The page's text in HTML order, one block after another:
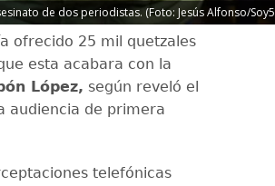
de dos periodistas. (Foto: Jesús Alfonso/
ofrecido 25 mil quetzales
esta acabara con la
López, según reveló el
audiencia de primera
telefónicas